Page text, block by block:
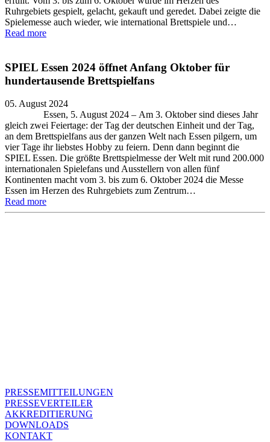
Ruhrgebiets gespielt, gelacht, gekauft und geredet. Dabei zeigte die
Spielemesse auch wieder, wie international Brettspiele und…
Read more
SPIEL Essen 2024 öffnet Anfang Oktober für
hundertausende Brettspielfans
05. August 2024
Essen, 5. August 2024 – Am 3. Oktober sind dieses Jahr
gleich zwei Feiertage: der Tag der deutschen Einheit und der Tag,
an dem Brettspielfans aus der ganzen Welt nach Essen pilgern, um
vier Tage ihr liebstes Hobby zu feiern. Denn dann beginnt die
SPIEL Essen. Die größte Brettspielmesse der Welt mit rund 200.000
internationalen Spielefans und Ausstellern von allen fünf
Kontinenten macht vom 3. bis zum 6. Oktober 2024 die Messe
Essen im Herzen des Ruhrgebiets zum Zentrum…
Read more
PRESSEMITTEILUNGEN
PRESSEVERTEILER
AKKREDITIERUNG
DOWNLOADS
KONTAKT